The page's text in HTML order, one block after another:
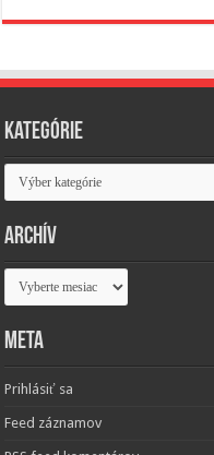
Kategórie
Kategórie
Archív
Archív
Meta
Prihlásiť sa
Feed záznamov